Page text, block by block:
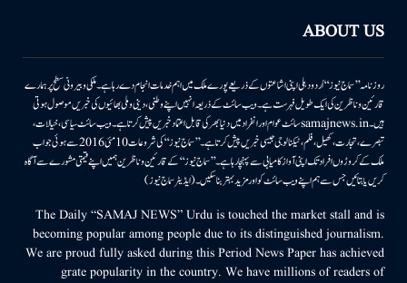
ABOUT US
روزنامہ ’’سماج نیوز‘‘ اُردو دہلی اپنی اشاعتوں کے ذریعے پورے ملک میں اہم خدمات انجام دے رہا ہے۔ ملکی وبیرونی سطح پر ہمارے
قارئین وناظرین کی ایک طویل فہرست ہے۔ ویب سائٹ کے ذریعہ انہیں اپنے وطنی، دینی وملی بھائیوں کی خبریں موصول ہوتی
ہیں۔samajnews.inسائٹ عوام اور انفراد میں دنیا بھر کی قابل اعتماد خبریں پیش کرتا ہے۔ ویب سائٹ سیاسی، خیالات،
تبصرے، تجارت، کھیل، فلم، ٹیکنالوجی جیسی خبریں پیش کرتا ہے۔ ’’سماج نیوز‘‘ کی شروعات 10مئی 2016 سے ہوئی جو اب
ملک کے کروڑوں افراد تک اپنی آواز کامیابی سے پہنچا رہا ہے۔ ’’سماج نیوز‘‘ کے قارئین وناظرین ہمیں اپنے قیمتی مشورے سے آگاہ
کریں یا بتائیں جس سے ہم اپنے ویب سائٹ کو اور مزید بہتر بناسکیں۔ (ایڈیٹر سماج نیوز)
The Daily “SAMAJ NEWS” Urdu is touched the market stall and is
becoming popular among people due to its distinguished journalism.
We are proud fully asked during this Period News Paper has achieved
grate popularity in the country. We have millions of readers of